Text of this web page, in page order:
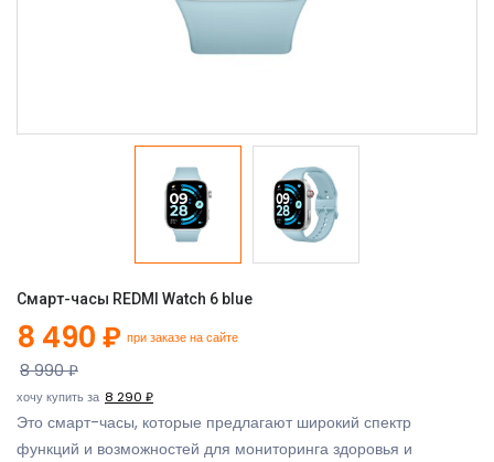
Смарт-часы REDMI Watch 6 blue
8 490 ₽ при заказе на сайте
8 990 ₽
хочу купить за 8 290 ₽
Это смарт-часы, которые предлагают широкий спектр
функций и возможностей для мониторинга здоровья и